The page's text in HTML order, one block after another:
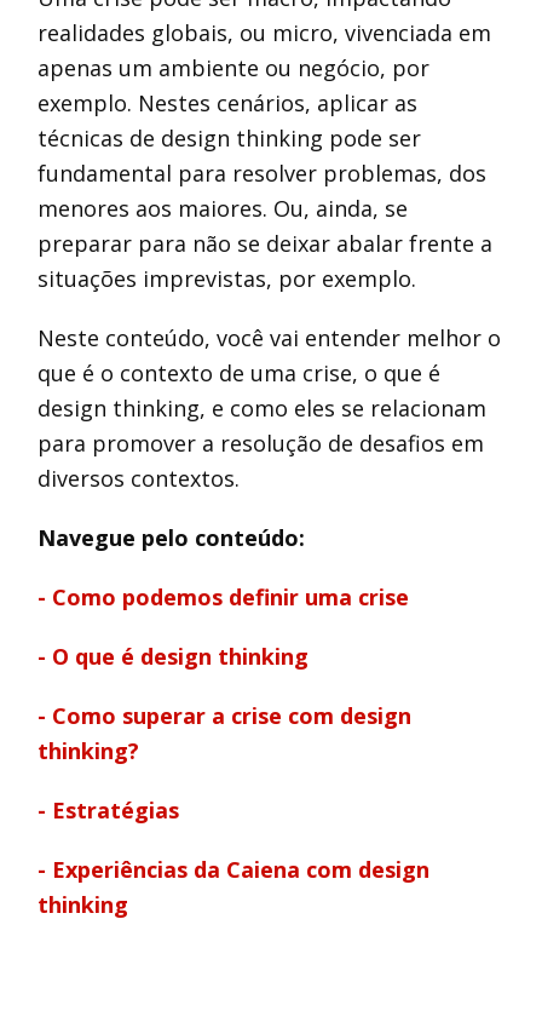
realidades globais, ou micro, vivenciada em
apenas um ambiente ou negócio, por
exemplo. Nestes cenários, aplicar as
técnicas de design thinking pode ser
fundamental para resolver problemas, dos
menores aos maiores. Ou, ainda, se
preparar para não se deixar abalar frente a
situações imprevistas, por exemplo.
Neste conteúdo, você vai entender melhor o
que é o contexto de uma crise, o que é
design thinking, e como eles se relacionam
para promover a resolução de desafios em
diversos contextos.
Navegue pelo conteúdo:
- Como podemos definir uma crise
- O que é design thinking
- Como superar a crise com design
thinking?
- Estratégias
- Experiências da Caiena com design
thinking